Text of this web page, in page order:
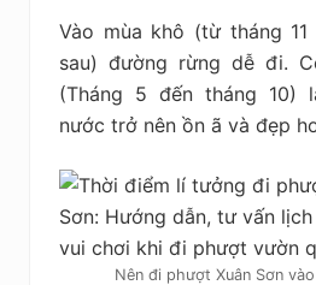
Vào mùa khô (từ tháng
sau) đường rừng dễ đi.
(Tháng 5 đến tháng 10)
nước trở nên ồn ã và đẹp
Nên đi phượt Xuân Sơn